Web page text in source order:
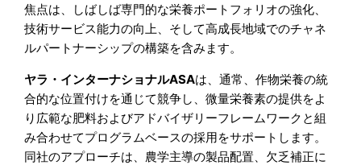
焦点は、しばしば専門的な栄養ポートフォリオの強化、
技術サービス能力の向上、そして高成長地域でのチャネ
ルパートナーシップの構築を含みます。
ヤラ・インターナショナルASAは、通常、作物栄養の統
合的な位置付けを通じて競争し、微量栄養素の提供をよ
り広範な肥料およびアドバイザリーフレームワークと組
み合わせてプログラムベースの採用をサポートします。
同社のアプローチは、農学主導の製品配置、欠乏補正に